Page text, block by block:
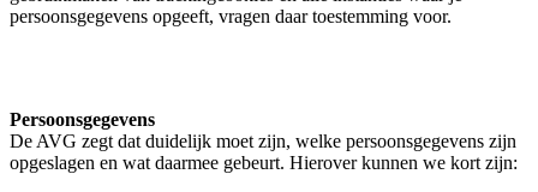
persoonsgegevens opgeeft, vragen daar toestemming voor.
Persoonsgegevens
De AVG zegt dat duidelijk moet zijn, welke persoonsgegevens zijn
opgeslagen en wat daarmee gebeurt. Hierover kunnen we kort zijn: